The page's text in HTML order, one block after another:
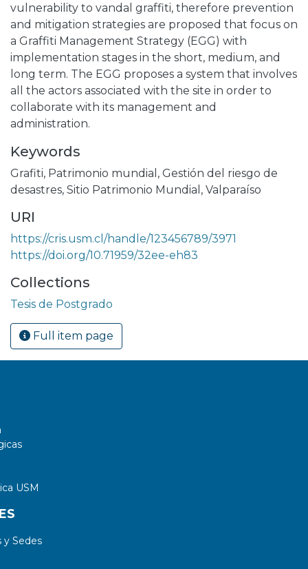
vulnerability to vandal graffiti, therefore prevention
and mitigation strategies are proposed that focus on
a Graffiti Management Strategy (EGG) with
implementation stages in the short, medium, and
long term. The EGG proposes a system that involves
all the actors associated with the site in order to
collaborate with its management and
administration.
Keywords
Grafiti, Patrimonio mundial , Gestión del riesgo de
desastres, Sitio Patrimonio Mundial , Valparaíso
URI
https://cris.usm.cl/handle/123456789/3971
https://doi.org/10.71959/32ee-eh83
Collections
Tesis de Postgrado
Full item page
USM
Sedes